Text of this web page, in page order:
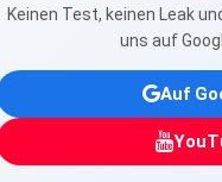
Keinen Test, keinen Leak
uns auf
Auf